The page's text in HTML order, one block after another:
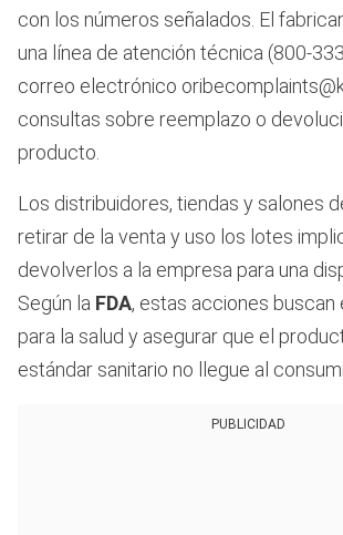
con los números señalados. El
una línea de atención técnica (800-
correo electrónico
consultas sobre reemplazo o
producto.
Los distribuidores, tiendas y salones
retirar de la venta y uso los lotes
devolverlos a la empresa para una
Según la FDA, estas acciones buscan
para la salud y asegurar que el
estándar sanitario no llegue al
PUBLICIDAD